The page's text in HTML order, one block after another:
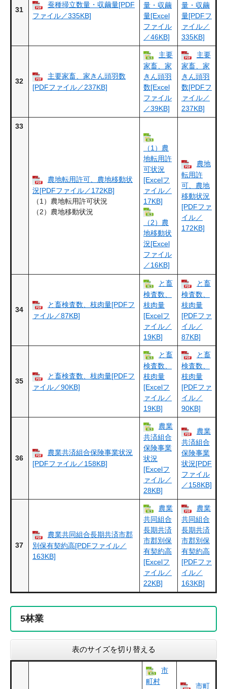
31
蚕種掃立数量・収繭量[PDF
ファイル／335KB]
量・収繭
量[Excel
ファイル
／46KB]
量・収繭
量[PDFフ
ァイル／
335KB]
32
主要家畜、家きん頭羽数
[PDFファイル／237KB]
主要
家畜、家
きん頭羽
数[Excel
ファイル
／39KB]
主要
家畜、家
きん頭羽
数[PDFフ
ァイル／
237KB]
33
農地転用許可、農地移動状
況[PDFファイル／172KB]
（1）農地転用許可状況
（2）農地移動状況
（1）農
地転用許
可状況
[Excelフ
ァイル／
17KB]
（2）農
地移動状
況[Excel
ファイル
／16KB]
農地
転用許
可、農地
移動状況
[PDFファ
イル／
172KB]
34
と畜検査数、枝肉量[PDFフ
ァイル／87KB]
と畜
検査数、
枝肉量
[Excelフ
ァイル／
19KB]
と畜
検査数、
枝肉量
[PDFファ
イル／
87KB]
35
と畜検査数、枝肉量[PDFフ
ァイル／90KB]
と畜
検査数、
枝肉量
[Excelフ
ァイル／
19KB]
と畜
検査数、
枝肉量
[PDFファ
イル／
90KB]
36
農業共済組合保険事業状況
[PDFファイル／158KB]
農業
共済組合
保険事業
状況
[Excelフ
ァイル／
28KB]
農業
共済組合
保険事業
状況[PDF
ファイル
／158KB]
37
農業共同組合長期共済市郡
別保有契約高[PDFファイル／
163KB]
農業
共同組合
長期共済
市郡別保
有契約高
[Excelフ
ァイル／
22KB]
農業
共同組合
長期共済
市郡別保
有契約高
[PDFファ
イル／
163KB]
5林業
表のサイズを切り替える
市
町村
市町